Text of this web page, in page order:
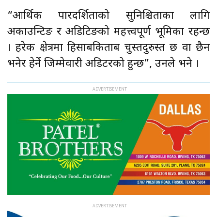
“आर्थिक पारदर्शिताको सुनिश्चिताका लागि
अकाउन्टिङ र अडिटिङको महत्त्वपूर्ण भूमिका रहन्छ
। हरेक क्षेत्रमा हिसाबकिताब चुस्तदुरुस्त छ वा छैन
भनेर हेर्ने जिम्मेवारी अडिटरको हुन्छ”, उनले भने ।